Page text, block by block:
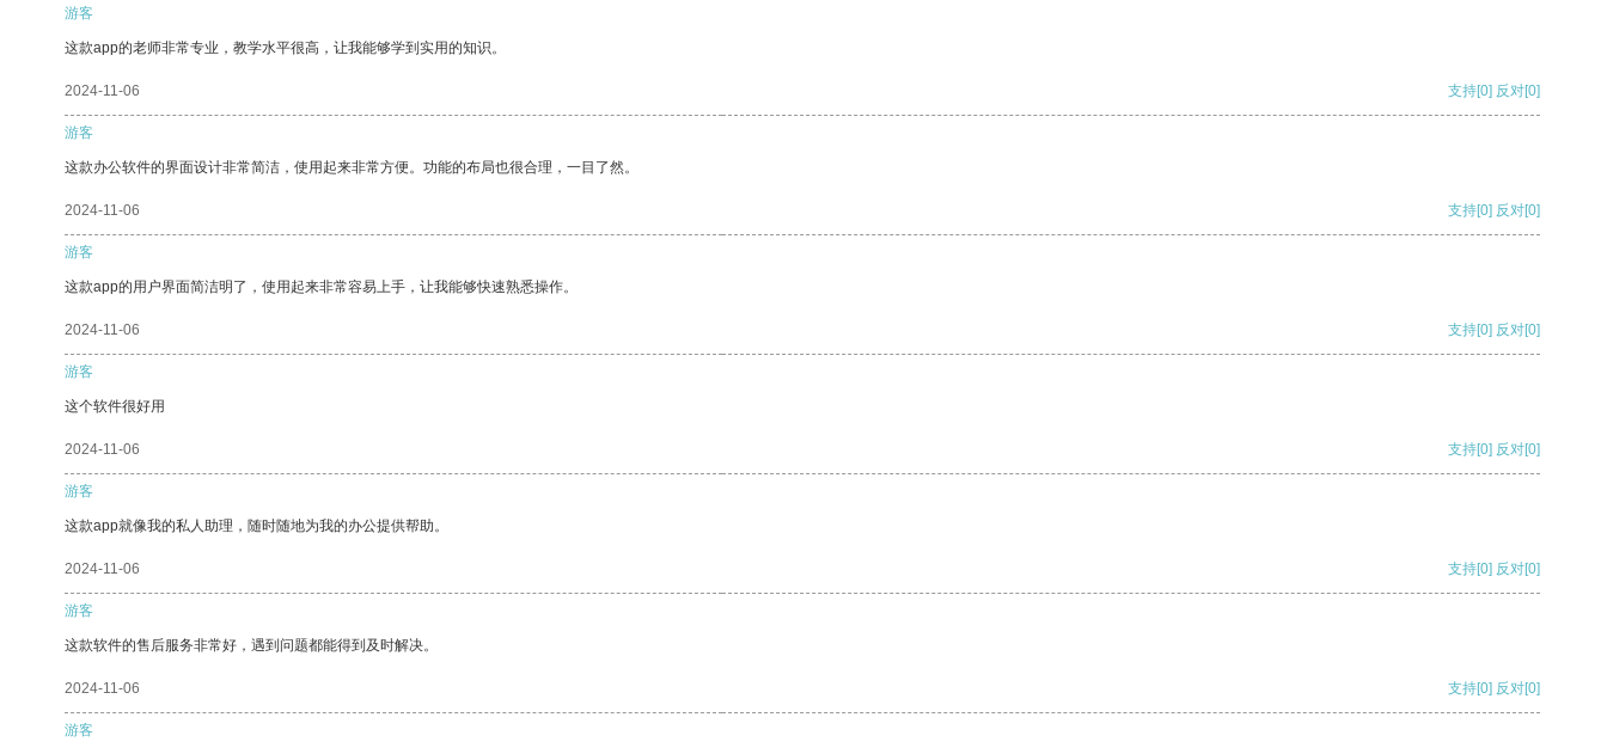
游客
这款app的老师非常专业，教学水平很高，让我能够学到实用的知识。
2024-11-06 支持[0] 反对[0]
游客
这款办公软件的界面设计非常简洁，使用起来非常方便。功能的布局也很合理，一目了然。
2024-11-06 支持[0] 反对[0]
游客
这款app的用户界面简洁明了，使用起来非常容易上手，让我能够快速熟悉操作。
2024-11-06 支持[0] 反对[0]
游客
这个软件很好用
2024-11-06 支持[0] 反对[0]
游客
这款app就像我的私人助理，随时随地为我的办公提供帮助。
2024-11-06 支持[0] 反对[0]
游客
这款软件的售后服务非常好，遇到问题都能得到及时解决。
2024-11-06 支持[0] 反对[0]
游客